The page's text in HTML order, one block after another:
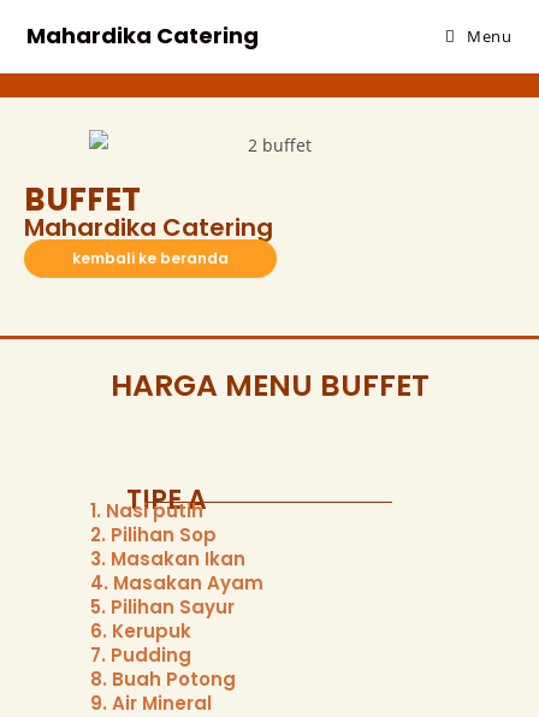
Mahardika Catering Menu
BUFFET
Mahardika Catering
kembali ke beranda
HARGA MENU BUFFET
TIPE A
1. Nasi putih
2. Pilihan Sop
3. Masakan Ikan
4. Masakan Ayam
5. Pilihan Sayur
6. Kerupuk
7. Pudding
8. Buah Potong
9. Air Mineral